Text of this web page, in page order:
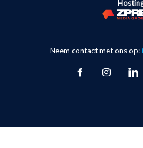
Neem contact met ons op: